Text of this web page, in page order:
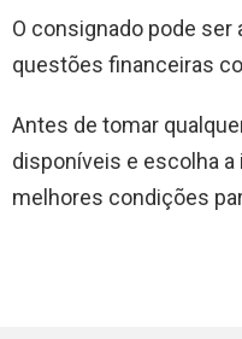
O consignado pode ser
questões financeiras
Antes de tomar
disponíveis e escolha
melhores condições